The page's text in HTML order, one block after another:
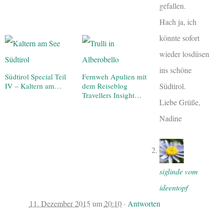
Südtirol Special Teil
IV – Kaltern am…
Fernweh Apulien mit
dem Reiseblog
Travellers Insight…
gefallen.
Hach ja, ich
könnte sofort
wieder losdüsen
ins schöne
Südtirol.
Liebe Grüße,
Nadine
siglinde vom
ideentopf
11. Dezember 2015 um20:10· Antworten